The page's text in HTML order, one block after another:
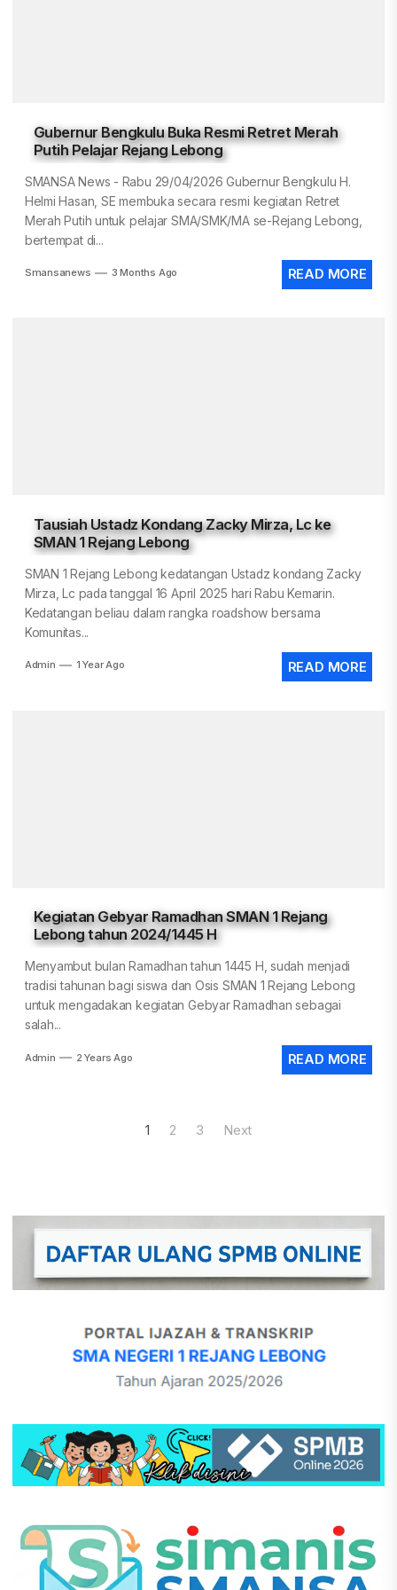
Gubernur Bengkulu Buka Resmi Retret Merah
Putih Pelajar Rejang Lebong
SMANSA News - Rabu 29/04/2026 Gubernur Bengkulu H.
Helmi Hasan, SE membuka secara resmi kegiatan Retret
Merah Putih untuk pelajar SMA/SMK/MA se-Rejang Lebong,
bertempat di...
Smansanews 3 Months Ago READ MORE
Tausiah Ustadz Kondang Zacky Mirza, Lc ke
SMAN 1 Rejang Lebong
SMAN 1 Rejang Lebong kedatangan Ustadz kondang Zacky
Mirza, Lc pada tanggal 16 April 2025 hari Rabu Kemarin.
Kedatangan beliau dalam rangka roadshow bersama
Komunitas...
Admin 1 Year Ago READ MORE
Kegiatan Gebyar Ramadhan SMAN 1 Rejang
Lebong tahun 2024/1445 H
Menyambut bulan Ramadhan tahun 1445 H, sudah menjadi
tradisi tahunan bagi siswa dan Osis SMAN 1 Rejang Lebong
untuk mengadakan kegiatan Gebyar Ramadhan sebagai
salah...
Admin 2 Years Ago READ MORE
1 2 3 Next